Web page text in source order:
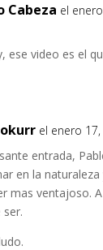
Cabeza el
ese video es el
el enero
entrada,
en la
mas ventajoso.
ser.